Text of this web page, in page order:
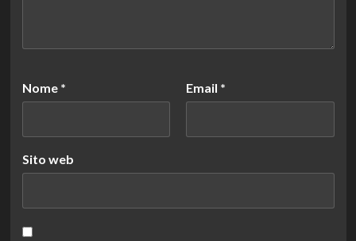
Nome * Email *
Sito web